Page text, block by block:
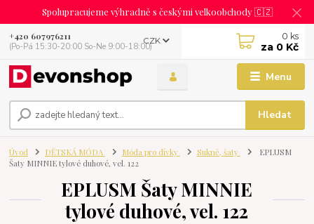
Spolupracujeme výhradně s českými velkoobchody 🇨🇿
Menu
CZK
Hledat
+420 607976211
(Po-Pá 15:30-20:00 So-Ne 9:00-18:00)
0 ks
za 0 Kč
Úvod DĚTSKÁ MÓDA Móda pro dívky Sukně, šaty
EPLUSM
Šaty MINNIE tylové duhové, vel. 122
EPLUSM Šaty MINNIE
tylové duhové, vel. 122